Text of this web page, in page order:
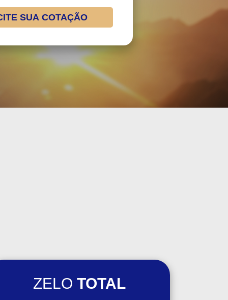
SUA COTAÇÃO
ZELO TOTAL